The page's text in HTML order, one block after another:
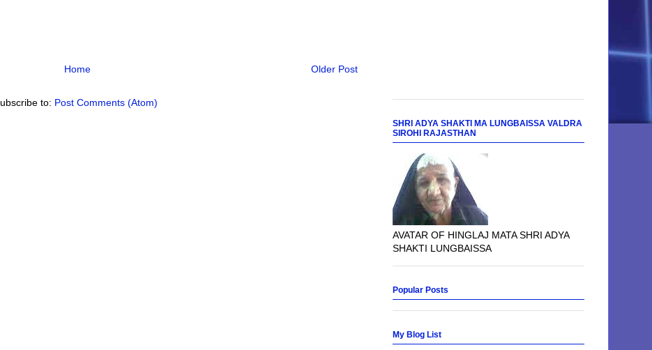
Older Post
Home
to: Post Comments (Atom)
SHRI ADYA SHAKTI MA LUNGBAISSA VALDRA
SIROHI RAJASTHAN
AVATAR OF HINGLAJ MATA SHRI ADYA
SHAKTI LUNGBAISSA
Popular Posts
My Blog List